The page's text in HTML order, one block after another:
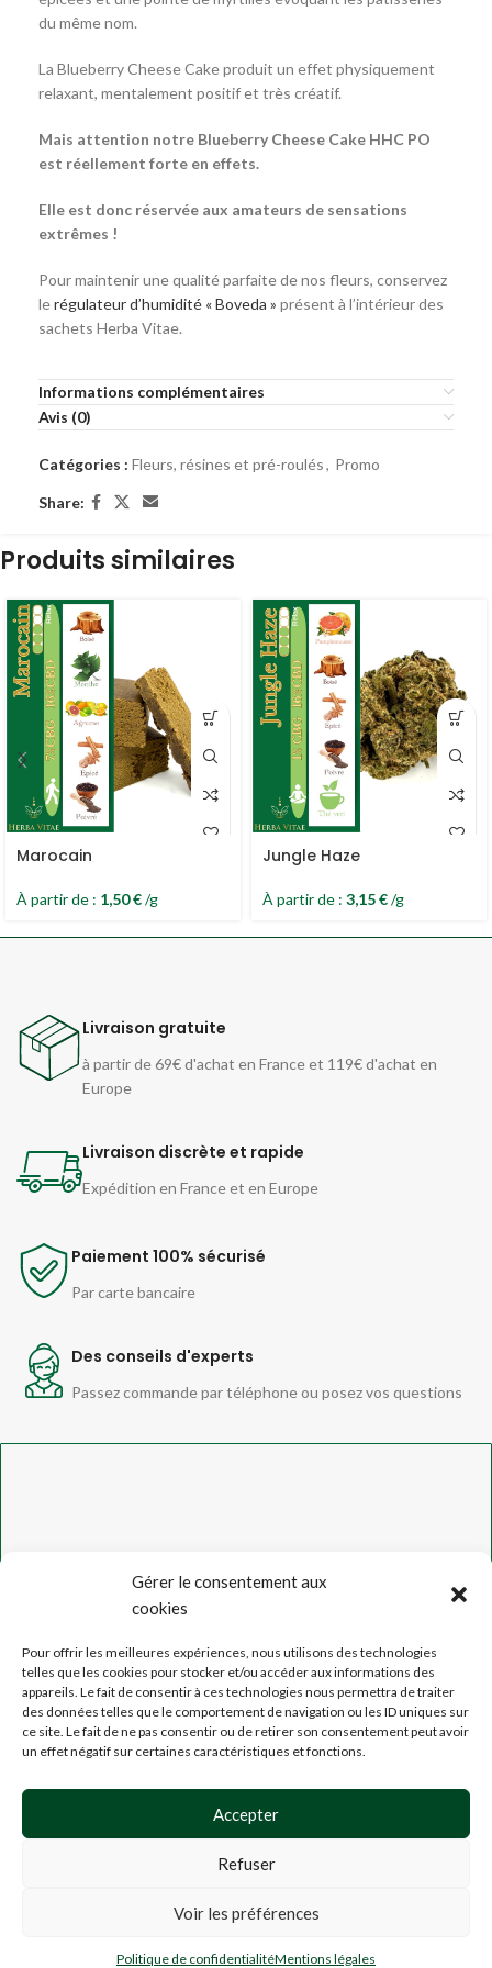
Gérer le consentement aux
cookies
Pour offrir les meilleures expériences, nous utilisons des technologies
telles que les cookies pour stocker et/ou accéder aux informations des
appareils. Le fait de consentir à ces technologies nous permettra de traiter
des données telles que le comportement de navigation ou les ID uniques sur
ce site. Le fait de ne pas consentir ou de retirer son consentement peut avoir
un effet négatif sur certaines caractéristiques et fonctions.
Accepter
Refuser
Voir les préférences
Politique de confidentialitéMentions légales
du même nom.
La Blueberry Cheese Cake produit un effet physiquement
relaxant, mentalement positif et très créatif.
Mais attention notre Blueberry Cheese Cake HHC PO
est réellement forte en effets.
Elle est donc réservée aux amateurs de sensations
extrêmes !
Pour maintenir une qualité parfaite de nos fleurs, conservez
lerégulateur d’humidité « Boveda » présent à l’intérieur des
sachets Herba Vitae.
Informations complémentaires
Avis (0)
Catégories : Fleurs, résines et pré-roulés, Promo
Share:
Produits similaires
Marocain
À partir de : 1,50€/g
Jungle Haze
À partir de : 3,15€/g
Livraison gratuite
à partir de 69€ d'achat en France et 119€ d'achat en
Europe
Livraison discrète et rapide
Expédition en France et en Europe
Paiement 100% sécurisé
Par carte bancaire
Des conseils d'experts
Passez commande par téléphone ou posez vos questions
Voir
nos
avis
!
MENTION
CGU
Blueberry Cheese
partir
CHOIX